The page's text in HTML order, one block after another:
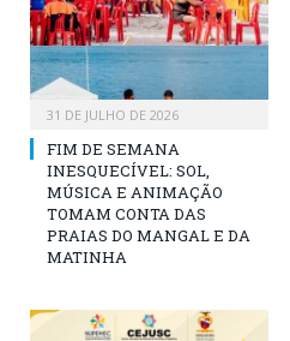
31 DE JULHO DE 2026
FIM DE SEMANA
INESQUECÍVEL: SOL,
MÚSICA E ANIMAÇÃO
TOMAM CONTA DAS
PRAIAS DO MANGAL E DA
MATINHA